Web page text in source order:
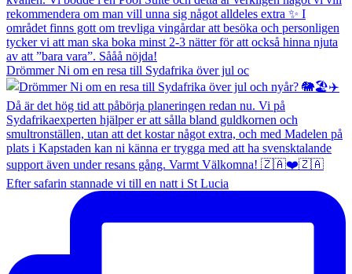
Drömmer Ni om en resa till Sydafrika över jul oc
Efter safarin stannade vi till en natt i St Lucia